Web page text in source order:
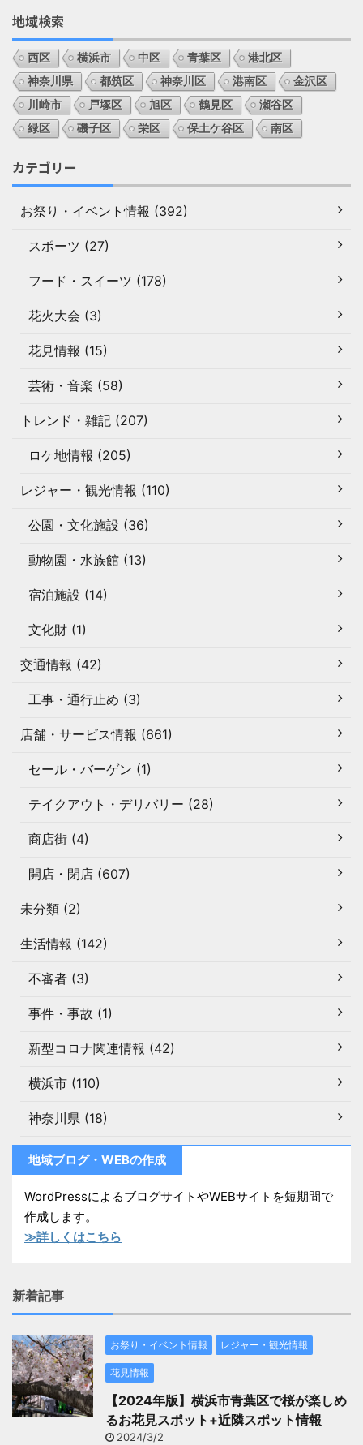
地域検索
西区 横浜市 中区 青葉区
港北区
神奈川県
都筑区 神奈川区 港南区
金沢区
川崎市
戸塚区 旭区 鶴見区
瀬谷区
緑区
磯子区 栄区 保土ケ谷区 南区
カテゴリー
お祭り・イベント情報 (392)
スポーツ (27)
フード・スイーツ (178)
花火大会 (3)
花見情報 (15)
芸術・音楽 (58)
トレンド・雑記 (207)
ロケ地情報 (205)
レジャー・観光情報 (110)
公園・文化施設 (36)
動物園・水族館 (13)
宿泊施設 (14)
文化財 (1)
交通情報 (42)
工事・通行止め (3)
店舗・サービス情報 (661)
セール・バーゲン (1)
テイクアウト・デリバリー (28)
商店街 (4)
開店・閉店 (607)
未分類 (2)
生活情報 (142)
不審者 (3)
事件・事故 (1)
新型コロナ関連情報 (42)
横浜市 (110)
神奈川県 (18)
地域ブログ・WEBの作成
WordPressによるブログサイトやWEBサイトを短期間で
作成します。
≫詳しくはこちら
新着記事
お祭り・イベント情報 レジャー・観光情報
花見情報
【2024年版】横浜市青葉区で桜が楽しめ
るお花見スポット+近隣スポット情報
2024/3/2